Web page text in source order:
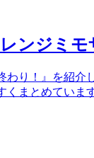
ンジミモ
わり！』を紹介
まとめていま